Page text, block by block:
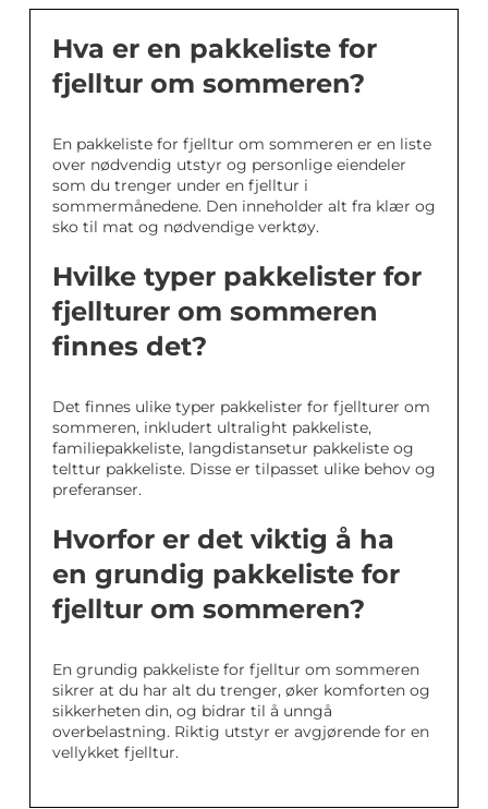
Hva er en pakkeliste for
fjelltur om sommeren?
En pakkeliste for fjelltur om sommeren er en liste
over nødvendig utstyr og personlige eiendeler
som du trenger under en fjelltur i
sommermånedene. Den inneholder alt fra klær og
sko til mat og nødvendige verktøy.
Hvilke typer pakkelister for
fjellturer om sommeren
finnes det?
Det finnes ulike typer pakkelister for fjellturer om
sommeren, inkludert ultralight pakkeliste,
familiepakkeliste, langdistansetur pakkeliste og
telttur pakkeliste. Disse er tilpasset ulike behov og
preferanser.
Hvorfor er det viktig å ha
en grundig pakkeliste for
fjelltur om sommeren?
En grundig pakkeliste for fjelltur om sommeren
sikrer at du har alt du trenger, øker komforten og
sikkerheten din, og bidrar til å unngå
overbelastning. Riktig utstyr er avgjørende for en
vellykket fjelltur.